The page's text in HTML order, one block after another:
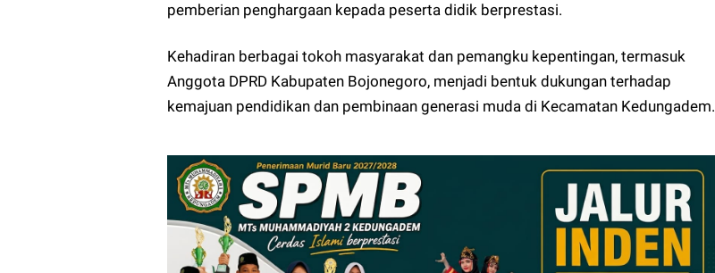
pemberian penghargaan kepada peserta didik berprestasi.
Kehadiran berbagai tokoh masyarakat dan pemangku kepentingan, termasuk
Anggota DPRD Kabupaten Bojonegoro, menjadi bentuk dukungan terhadap
kemajuan pendidikan dan pembinaan generasi muda di Kecamatan Kedungadem.